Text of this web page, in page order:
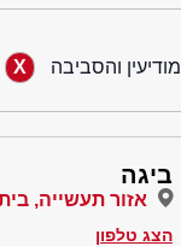
מודיעין והסביבה
ביגה
אזור תעשייה,
הצג טלפון